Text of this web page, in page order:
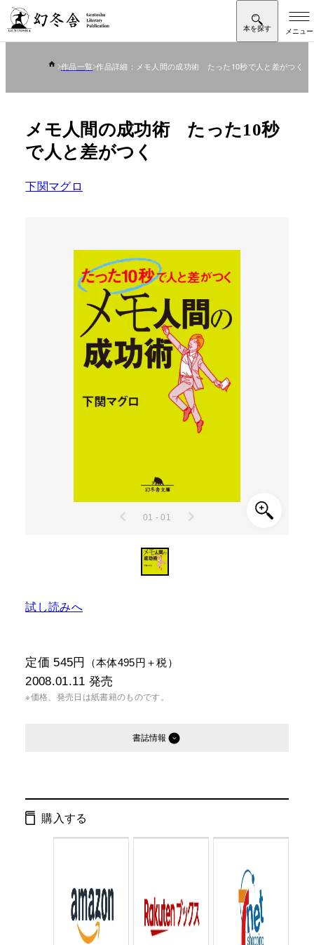
作品一覧 作品詳細：メモ人間の成功術 たった10秒で人と差がつく
メモ人間の成功術 たった10秒
で人と差がつく
下関マグロ
01 - 01
試し読みへ
定価 545円 （本体495円＋税）
2008.01.11 発売
※価格、発売日は紙書籍のものです。
書誌情報
ページ数：
判型： 文庫判
購入する